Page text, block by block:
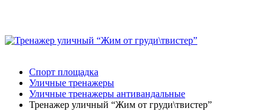
Спорт площадка
Уличные тренажеры
Уличные тренажеры антивандальныe
Тренажер уличный “Жим от груди\твистер”